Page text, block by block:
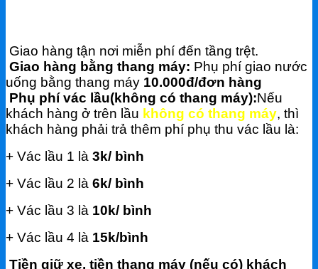
Giao hàng tận nơi miễn phí đến tầng trệt.
Giao hàng bằng thang máy: Phụ phí giao nước
uống bằng thang máy 10.000đ/đơn hàng
Phụ phí vác lầu(không có thang máy):Nếu
khách hàng ở trên lầu không có thang máy, thì
khách hàng phải trả thêm phí phụ thu vác lầu là:
+ Vác lầu 1 là 3k/ bình
+ Vác lầu 2 là 6k/ bình
+ Vác lầu 3 là 10k/ bình
+ Vác lầu 4 là 15k/bình
Tiền giữ xe, tiền thang máy (nếu có) khách